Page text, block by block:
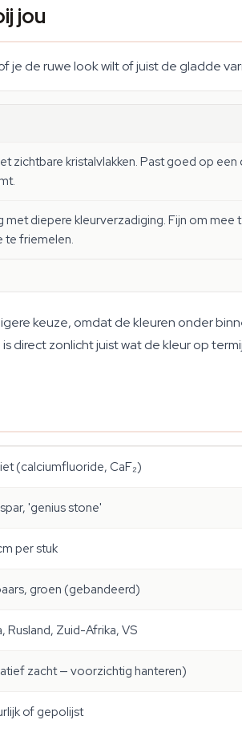
jou
de ruwe look wilt of juist de gladde
zichtbare kristalvlakken. Past goed op
diepere kleurverzadiging. Fijn om mee
te friemelen.
keuze, omdat de kleuren onder
direct zonlicht juist wat de kleur op
(calciumfluoride, CaF₂)
'genius stone'
per stuk
groen (gebandeerd)
Rusland, Zuid-Afrika, VS
zacht — voorzichtig hanteren)
of gepolijst